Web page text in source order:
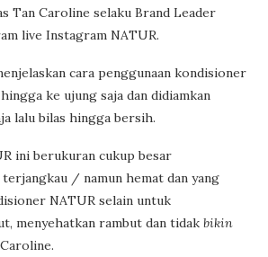
Tan Caroline selaku Brand Leader
live Instagram NATUR.
cara penggunaan kondisioner
ke ujung saja dan didiamkan
lalu bilas hingga bersih.
ini berukuran cukup besar
terjangkau / namun hemat dan yang
NATUR selain untuk
menyehatkan rambut dan tidak bikin